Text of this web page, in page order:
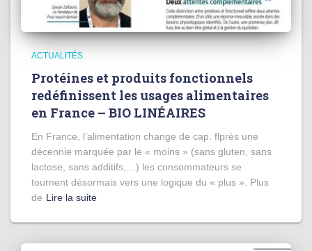
ACTUALITÉS
Protéines et produits fonctionnels
redéfinissent les usages alimentaires
en France – BIO LINÉAIRES
En France, l’alimentation change de cap. flprès une
décennie marquée par le « moins » (sans gluten, sans
lactose, sans additifs,…) les consommateurs se
tournent désormais vers une logique du « plus ». Plus
de Lire la suite